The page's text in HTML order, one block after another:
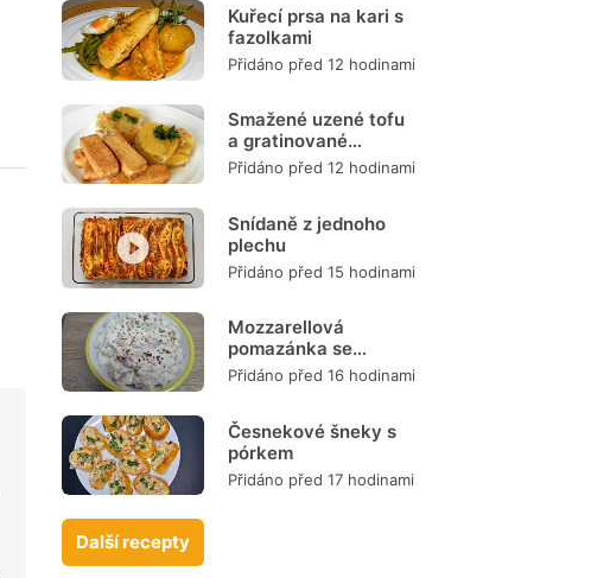
Kuřecí prsa na kari s
fazolkami
Přidáno před 12 hodinami
Smažené uzené tofu
a gratinované
brambory
Přidáno před 12 hodinami
Snídaně z jednoho
plechu
Přidáno před 15 hodinami
Mozzarellová
pomazánka se
šunkou
Přidáno před 16 hodinami
Česnekové šneky s
pórkem
Přidáno před 17 hodinami
Další recepty